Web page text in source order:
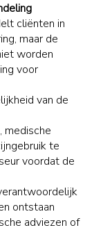
cliënten in
maar de
worden
voor
van de
medische
te
voordat de
ontstaan
adviezen of